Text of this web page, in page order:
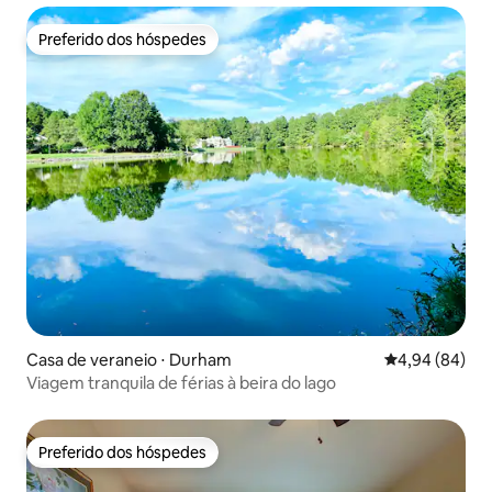
Preferido dos hóspedes
Preferido dos hóspedes
Casa de veraneio ⋅ Durham 4,94 de uma
4,94 (84)
Viagem tranquila de férias à beira do lago
Preferido dos hóspedes
Preferido dos hóspedes